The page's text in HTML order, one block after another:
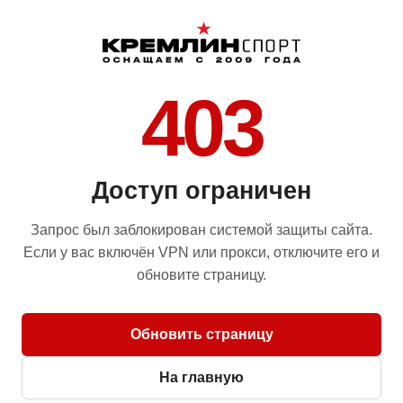
403
Доступ ограничен
Запрос был заблокирован системой защиты сайта.
Если у вас включён VPN или прокси, отключите его и
обновите страницу.
Обновить страницу
На главную